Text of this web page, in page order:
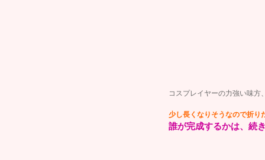
コスプレイヤーの力強い味方
少し長くなりそうなので折り
誰が完成するかは、続